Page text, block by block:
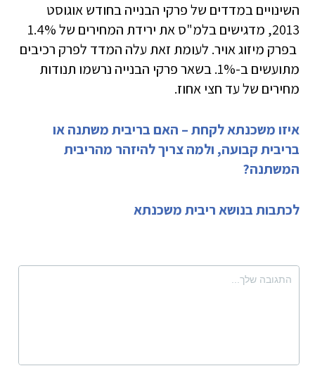
השינויים במדדים של פרקי הבנייה בחודש אוגוסט
2013, מדגישים בלמ"ס את ירידת המחירים של 1.4%
בפרק מיזוג אויר. לעומת זאת עלה המדד לפרק רכיבים
מתועשים ב-1%. בשאר פרקי הבנייה נרשמו תנודות
מחירים של עד חצי אחוז.
איזו משכנתא לקחת – האם בריבית משתנה או
בריבית קבועה, ולמה צריך להיזהר מהריבית
המשתנה?
לכתבות בנושא ריבית משכנתא